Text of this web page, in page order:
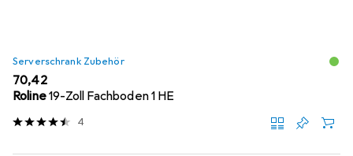
Serverschrank Zubehör
EUR
70,42
Roline19-Zoll Fachboden 1 HE
4